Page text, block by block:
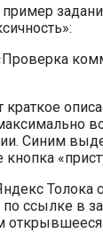
Синим
Толока
ссылке в
открывшееся